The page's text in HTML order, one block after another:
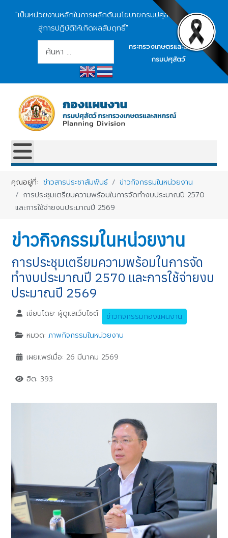
"เป็นหน่วยงานหลักในการผลักดันนโยบายกรมปศุสัตว์
สู่การปฏิบัติให้เกิดผลสัมฤทธิ์"
การค้นหา
กระทรวงเกษตรและสหกรณ์
กรมปศุสัตว์
คุณอยู่ที่:ข่าวสารประชาสัมพันธ์
ข่าวกิจกรรมในหน่วยงาน
การประชุมเตรียมความพร้อมในการจัดทำงบประมาณปี 2570
และการใช้จ่ายงบประมาณปี 2569
ข่าวกิจกรรมในหน่วยงาน
การประชุมเตรียมความพร้อมในการจัด
ทำงบประมาณปี 2570 และการใช้จ่ายงบ
ประมาณปี 2569
เขียนโดย: ผู้ดูแลเว็บไซต์
หมวด: ภาพกิจกรรมในหน่วยงาน
เผยแพร่เมื่อ: 26 มีนาคม 2569
ฮิต: 393
ข่าวกิจกรรมกองแผนงาน